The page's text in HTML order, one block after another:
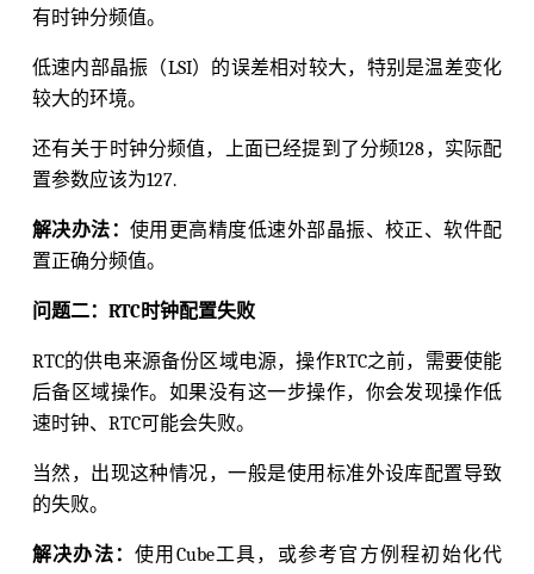
有时钟分频值。
低速内部晶振（LSI）的误差相对较大，特别是温差变化
较大的环境。
还有关于时钟分频值，上面已经提到了分频128，实际配
置参数应该为127.
解决办法：使用更高精度低速外部晶振、校正、软件配
置正确分频值。
问题二：RTC时钟配置失败
RTC的供电来源备份区域电源，操作RTC之前，需要使能
后备区域操作。如果没有这一步操作，你会发现操作低
速时钟、RTC可能会失败。
当然，出现这种情况，一般是使用标准外设库配置导致
的失败。
解决办法：使用Cube工具，或参考官方例程初始化代